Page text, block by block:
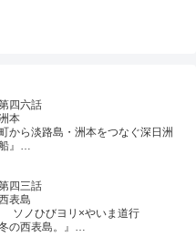
四六話
本
から淡路島・洲本をつなぐ深日洲
』
四三話
表島
ソノひびヨリ×やいま道行
の西表島。』